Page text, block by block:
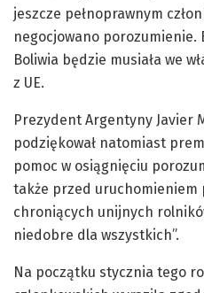
jeszcze pełnoprawnym
negocjowano porozumienie.
Boliwia będzie musiała we
z UE.
Prezydent Argentyny Javier
podziękował natomiast
pomoc w osiągnięciu
także przed uruchomieniem
chroniących unijnych
niedobre dla wszystkich”.
Na początku stycznia tego